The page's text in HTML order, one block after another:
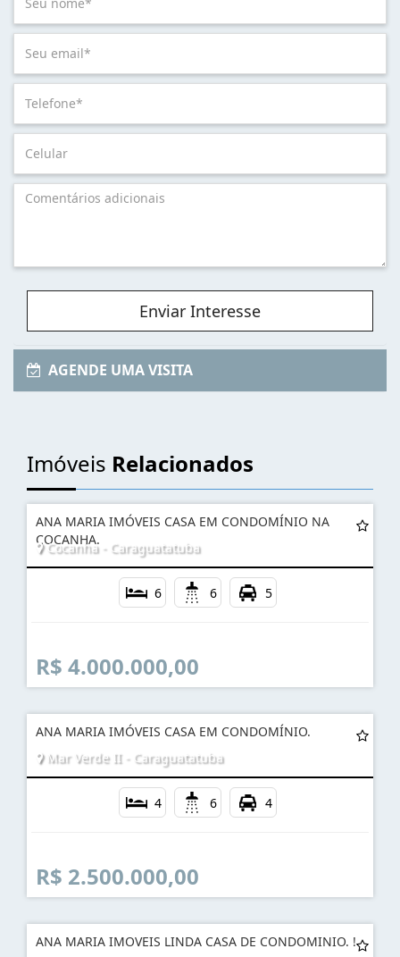
Enviar Interesse
AGENDE UMA VISITA
Imóveis Relacionados
ANA MARIA IMÓVEIS CASA EM CONDOMÍNIO NA
COCANHA.
Cocanha - Caraguatatuba
6 6 5
R$ 4.000.000,00
ANA MARIA IMÓVEIS CASA EM CONDOMÍNIO.
Mar Verde II - Caraguatatuba
4 6 4
R$ 2.500.000,00
ANA MARIA IMOVEIS LINDA CASA DE CONDOMINIO. !